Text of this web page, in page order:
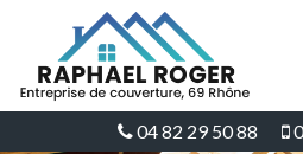
04 82 29 50 88